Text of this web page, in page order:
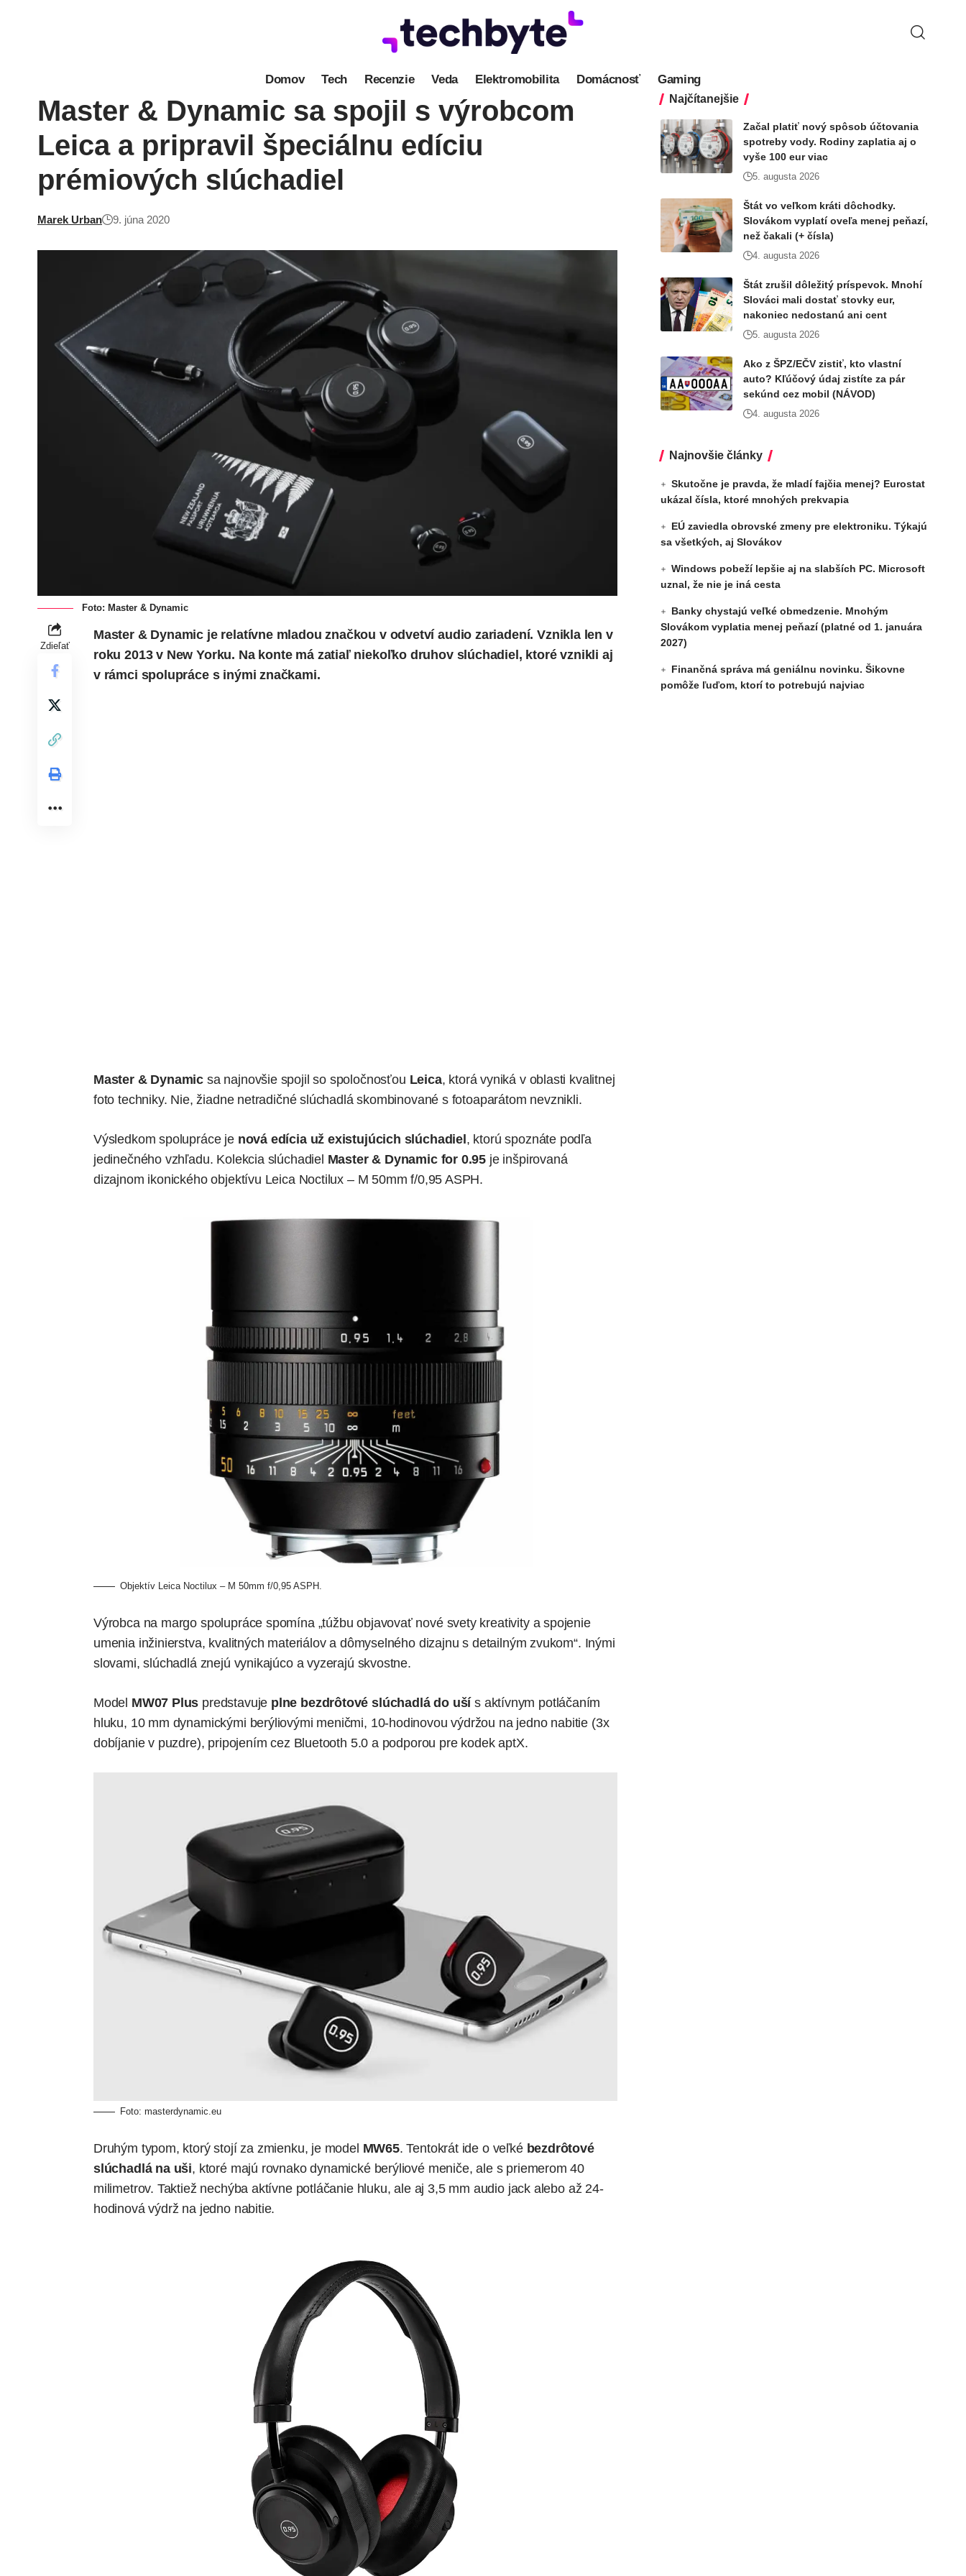
Domov Tech Recenzie Veda Elektromobilita Domácnosť Gaming
Master & Dynamic sa spojil s výrobcom
Leica a pripravil špeciálnu edíciu
prémiových slúchadiel
Marek Urban 9. júna 2020
Foto: Master & Dynamic
Zdieľať
Master & Dynamic je relatívne mladou značkou v odvetví audio zariadení. Vznikla len v
roku 2013 v New Yorku. Na konte má zatiaľ niekoľko druhov slúchadiel, ktoré vznikli aj
v rámci spolupráce s inými značkami.
Master & Dynamic sa najnovšie spojil so spoločnosťou Leica, ktorá vyniká v oblasti kvalitnej
foto techniky. Nie, žiadne netradičné slúchadlá skombinované s fotoaparátom nevznikli.
Výsledkom spolupráce je nová edícia už existujúcich slúchadiel , ktorú spoznáte podľa
jedinečného vzhľadu. Kolekcia slúchadiel Master & Dynamic for 0.95 je inšpirovaná
dizajnom ikonického objektívu Leica Noctilux – M 50mm f/0,95 ASPH.
Objektív Leica Noctilux – M 50mm f/0,95 ASPH.
Výrobca na margo spolupráce spomína „túžbu objavovať nové svety kreativity a spojenie
umenia inžinierstva, kvalitných materiálov a dômyselného dizajnu s detailným zvukom“. Inými
slovami, slúchadlá znejú vynikajúco a vyzerajú skvostne.
Model MW07 Plus predstavuje plne bezdrôtové slúchadlá do uší s aktívnym potláčaním
hluku, 10 mm dynamickými berýliovými meničmi, 10-hodinovou výdržou na jedno nabitie (3x
dobíjanie v puzdre), pripojením cez Bluetooth 5.0 a podporou pre kodek aptX.
Foto: masterdynamic.eu
Druhým typom, ktorý stojí za zmienku, je model MW65. Tentokrát ide o veľkébezdrôtové
slúchadlá na uši, ktoré majú rovnako dynamické berýliové meniče, ale s priemerom 40
milimetrov. Taktiež nechýba aktívne potláčanie hluku, ale aj 3,5 mm audio jack alebo až 24-
hodinová výdrž na jedno nabitie.
Najčítanejšie
Začal platiť nový spôsob účtovania
spotreby vody. Rodiny zaplatia aj o
vyše 100 eur viac
5. augusta 2026
Štát vo veľkom kráti dôchodky.
Slovákom vyplatí oveľa menej peňazí,
než čakali (+ čísla)
4. augusta 2026
Štát zrušil dôležitý príspevok. Mnohí
Slováci mali dostať stovky eur,
nakoniec nedostanú ani cent
5. augusta 2026
Ako z ŠPZ/EČV zistiť, kto vlastní
auto? Kľúčový údaj zistíte za pár
sekúnd cez mobil (NÁVOD)
4. augusta 2026
Najnovšie články
Skutočne je pravda, že mladí fajčia menej? Eurostat
ukázal čísla, ktoré mnohých prekvapia
EÚ zaviedla obrovské zmeny pre elektroniku. Týkajú
sa všetkých, aj Slovákov
Windows pobeží lepšie aj na slabších PC. Microsoft
uznal, že nie je iná cesta
Banky chystajú veľké obmedzenie. Mnohým
Slovákom vyplatia menej peňazí (platné od 1. januára
2027)
Finančná správa má geniálnu novinku. Šikovne
pomôže ľuďom, ktorí to potrebujú najviac